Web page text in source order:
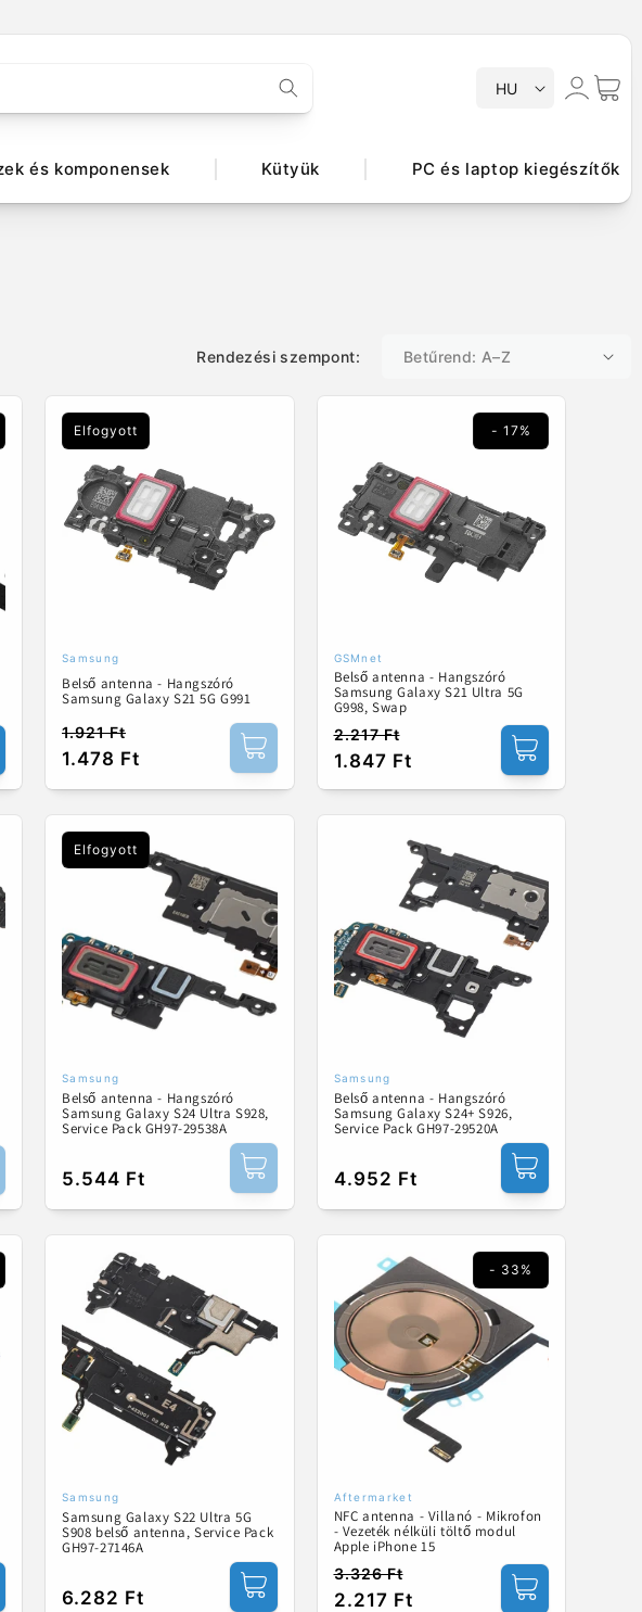
l
HUBejelentkezés
Kosár
és komponensek Kütyük PC és laptop kiegészítők
Rendezési szempont:
Elfogyott
Forgalmazó:
Samsung
Belső antenna - Hangszóró
Samsung Galaxy S21 5G G991
Normál
1.921 Ft
Akciós
1.478 Ft
- 17%
Forgalmazó:
GSMnet
Belső antenna - Hangszóró
Samsung Galaxy S21 Ultra 5G
G998, Swap
Normál
2.217 Ft
Akciós
1.847 Ft
Elfogyott
Forgalmazó:
Samsung
Belső antenna - Hangszóró
Samsung Galaxy S24 Ultra S928,
Service Pack GH97-29538A
Normál
ár
5.544 Ft
Forgalmazó:
Samsung
Belső antenna - Hangszóró
Samsung Galaxy S24+ S926,
Service Pack GH97-29520A
Normál
ár
4.952 Ft
Forgalmazó:
Samsung
Samsung Galaxy S22 Ultra 5G
S908 belső antenna, Service Pack
GH97-27146A
Normál
6.282 Ft
- 33%
Forgalmazó:
Aftermarket
NFC antenna - Villanó - Mikrofon
- Vezeték nélküli töltő modul
Apple iPhone 15
Normál
3.326 Ft
Akciós
2.217 Ft